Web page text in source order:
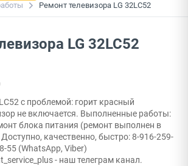
Ремонт телевизора LG 32LC52
LG 32LC52
с проблемой: горит красный
не включается. Выполненные работы:
блока питания (ремонт выполнен в
качественно, быстро: 8-916-259-
55 (WhatsApp, Viber)
- наш телеграм канал.